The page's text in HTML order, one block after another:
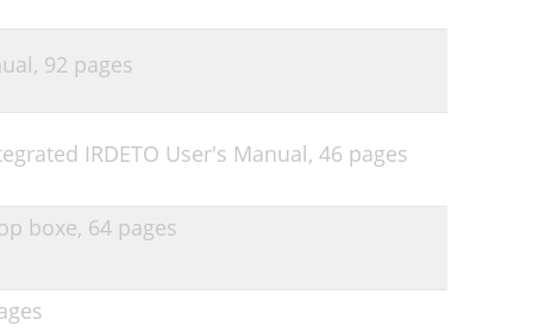
92 pages
IRDETO User's Manual, 46 pages
boxe, 64 pages